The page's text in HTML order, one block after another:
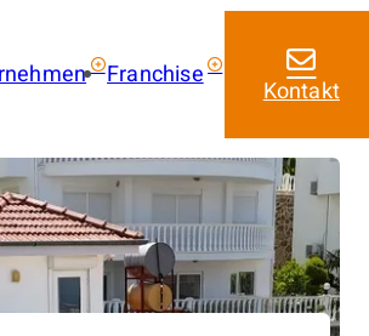
Franchise
Franchise mit
Franchise Leistungen
Franchise
Masterfranchise
Jobangebote
Kontakt